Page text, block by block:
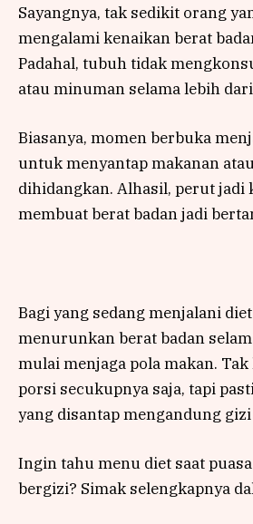
Sayangnya, tak sedikit orang
mengalami kenaikan berat
Padahal, tubuh tidak
atau minuman selama lebih
Biasanya, momen berbuka
untuk menyantap makanan
dihidangkan. Alhasil, perut jadi
membuat berat badan jadi
Bagi yang sedang menjalani
menurunkan berat badan
mulai menjaga pola makan.
porsi secukupnya saja, tapi
yang disantap mengandung
Ingin tahu menu diet saat
bergizi? Simak selengkapnya